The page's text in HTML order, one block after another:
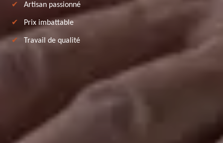
Artisan passionné
Prix imbattable
Travail de qualité